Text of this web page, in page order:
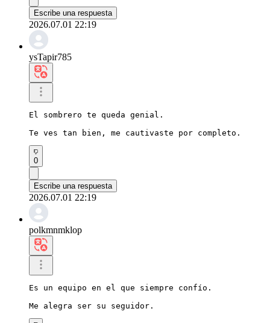
Escribe una respuesta
2026.07.01 22:19
ysTapir785
El sombrero te queda genial.
Te ves tan bien, me cautivaste por completo.
0
Escribe una respuesta
2026.07.01 22:19
polkmnmklop
Es un equipo en el que siempre confío.
Me alegra ser su seguidor.